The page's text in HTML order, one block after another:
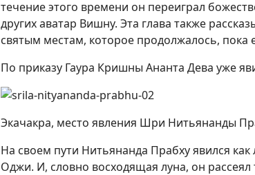
течение этого времени он переиграл
других аватар Вишну. Эта глава также
святым местам, которое продолжалось, пока
По приказу Гаура Кришны Ананта Дева уже
Экачакра, место явления Шри Нитьянанды
На своем пути Нитьянанда Прабху явился
Оджи. И, словно восходящая луна, он